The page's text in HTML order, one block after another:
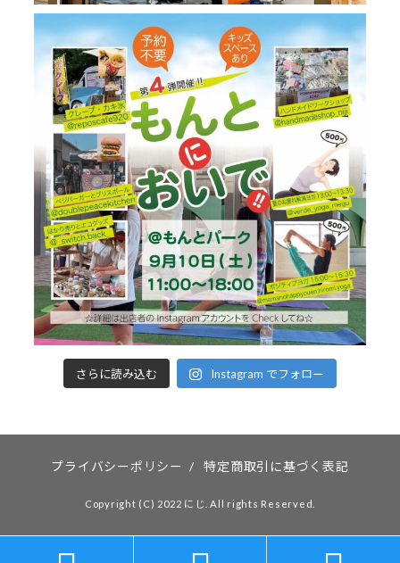
さらに読み込む Instagram でフォロー
プライバシーポリシー / 特定商取引に基づく表記
Copyright (C) 2022 にじ. All rights Reserved.